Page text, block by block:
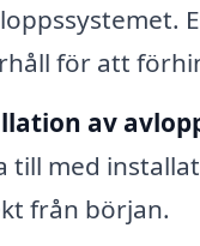
för att
av
till med
från början.